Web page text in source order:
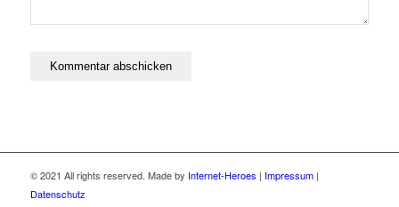
© 2021 All rights reserved. Made by Internet-Heroes | Impressum|
Datenschutz